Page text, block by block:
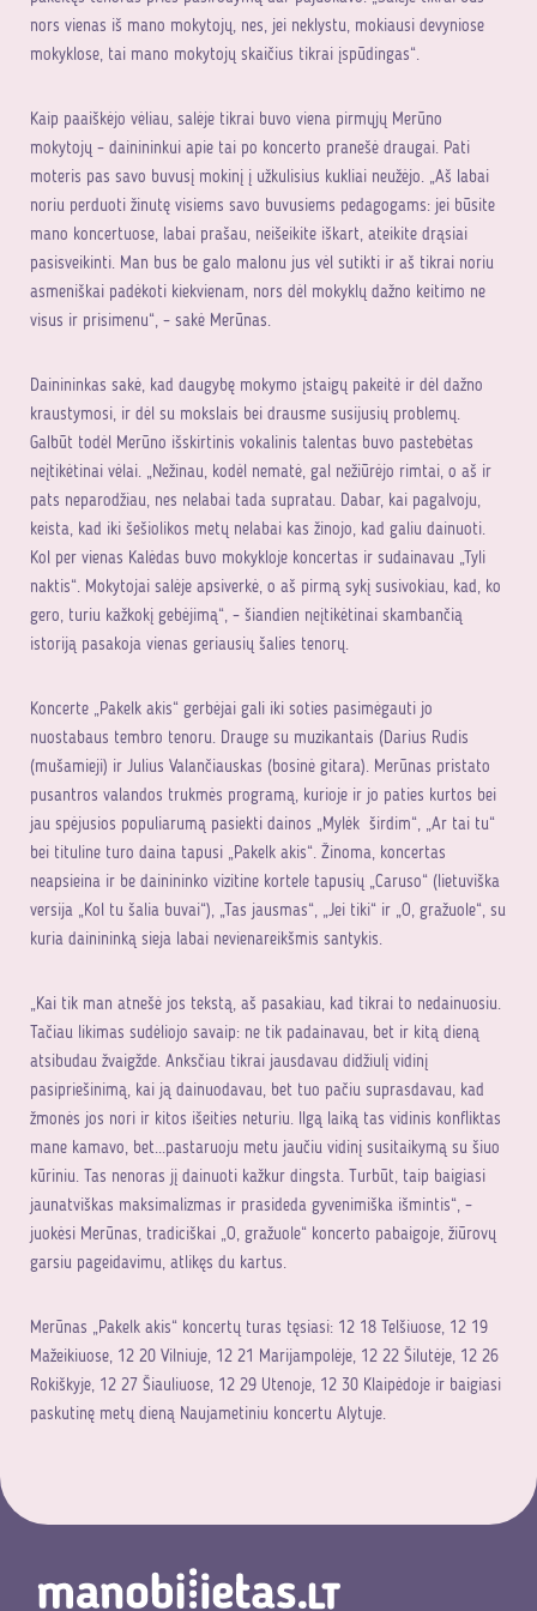
nors vienas iš mano mokytojų, nes, jei neklystu, mokiausi devyniose
mokyklose, tai mano mokytojų skaičius tikrai įspūdingas“.
Kaip paaiškėjo vėliau, salėje tikrai buvo viena pirmųjų Merūno
mokytojų – dainininkui apie tai po koncerto pranešė draugai. Pati
moteris pas savo buvusį mokinį į užkulisius kukliai neužėjo. „Aš labai
noriu perduoti žinutę visiems savo buvusiems pedagogams: jei būsite
mano koncertuose, labai prašau, neišeikite iškart, ateikite drąsiai
pasisveikinti. Man bus be galo malonu jus vėl sutikti ir aš tikrai noriu
asmeniškai padėkoti kiekvienam, nors dėl mokyklų dažno keitimo ne
visus ir prisimenu“, – sakė Merūnas.
Dainininkas sakė, kad daugybę mokymo įstaigų pakeitė ir dėl dažno
kraustymosi, ir dėl su mokslais bei drausme susijusių problemų.
Galbūt todėl Merūno išskirtinis vokalinis talentas buvo pastebėtas
neįtikėtinai vėlai. „Nežinau, kodėl nematė, gal nežiūrėjo rimtai, o aš ir
pats neparodžiau, nes nelabai tada supratau. Dabar, kai pagalvoju,
keista, kad iki šešiolikos metų nelabai kas žinojo, kad galiu dainuoti.
Kol per vienas Kalėdas buvo mokykloje koncertas ir sudainavau „Tyli
naktis“. Mokytojai salėje apsiverkė, o aš pirmą sykį susivokiau, kad, ko
gero, turiu kažkokį gebėjimą“, – šiandien neįtikėtinai skambančią
istoriją pasakoja vienas geriausių šalies tenorų.
Koncerte „Pakelk akis“ gerbėjai gali iki soties pasimėgauti jo
nuostabaus tembro tenoru. Drauge su muzikantais (Darius Rudis
(mušamieji) ir Julius Valančiauskas (bosinė gitara). Merūnas pristato
pusantros valandos trukmės programą, kurioje ir jo paties kurtos bei
jau spėjusios populiarumą pasiekti dainos „Mylėk širdim“, „Ar tai tu“
bei tituline turo daina tapusi „Pakelk akis“. Žinoma, koncertas
neapsieina ir be dainininko vizitine kortele tapusių „Caruso“ (lietuviška
versija „Kol tu šalia buvai“), „Tas jausmas“, „Jei tiki“ ir „O, gražuole“, su
kuria dainininką sieja labai nevienareikšmis santykis.
„Kai tik man atnešė jos tekstą, aš pasakiau, kad tikrai to nedainuosiu.
Tačiau likimas sudėliojo savaip: ne tik padainavau, bet ir kitą dieną
atsibudau žvaigžde. Anksčiau tikrai jausdavau didžiulį vidinį
pasipriešinimą, kai ją dainuodavau, bet tuo pačiu suprasdavau, kad
žmonės jos nori ir kitos išeities neturiu. Ilgą laiką tas vidinis konfliktas
mane kamavo, bet...pastaruoju metu jaučiu vidinį susitaikymą su šiuo
kūriniu. Tas nenoras jį dainuoti kažkur dingsta. Turbūt, taip baigiasi
jaunatviškas maksimalizmas ir prasideda gyvenimiška išmintis“, –
juokėsi Merūnas, tradiciškai „O, gražuole“ koncerto pabaigoje, žiūrovų
garsiu pageidavimu, atlikęs du kartus.
Merūnas „Pakelk akis“ koncertų turas tęsiasi: 12 18 Telšiuose, 12 19
Mažeikiuose, 12 20 Vilniuje, 12 21 Marijampolėje, 12 22 Šilutėje, 12 26
Rokiškyje, 12 27 Šiauliuose, 12 29 Utenoje, 12 30 Klaipėdoje ir baigiasi
paskutinę metų dieną Naujametiniu koncertu Alytuje.